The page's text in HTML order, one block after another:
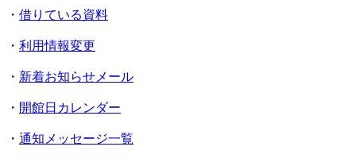
・ 借りている資料
・ 利用情報変更
・ 新着お知らせメール
・ 開館日カレンダー
・ 通知メッセージ一覧